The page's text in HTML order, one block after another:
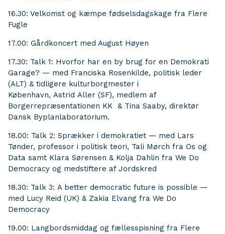
16.30: Velkomst og kæmpe fødselsdagskage fra Flere
Fugle
17.00: Gårdkoncert med August Høyen
17.30: Talk 1: Hvorfor har en by brug for en Demokrati
Garage? — med Franciska Rosenkilde, politisk leder
(ALT) & tidligere kulturborgmester i
København, Astrid Aller (SF), medlem af
Borgerrepræsentationen KK & Tina Saaby, direktør
Dansk Byplanlaboratorium.
18.00: Talk 2: Sprækker i demokratiet — med Lars
Tønder, professor i politisk teori, Tali Mørch fra Os og
Data samt Klara Sørensen & Kolja Dahlin fra We Do
Democracy og medstiftere af Jordskred
18.30: Talk 3: A better democratic future is possible —
med Lucy Reid (UK) & Zakia Elvang fra We Do
Democracy
19.00: Langbordsmiddag og fællesspisning fra Flere